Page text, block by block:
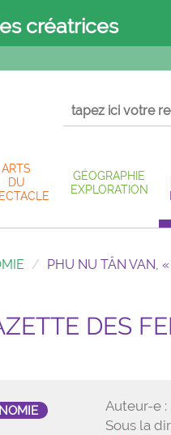
créatrices
ARTS
DU
GÉOGRAPHIE
EXPLORATION
PHU NU TÂN VAN,
DES
Auteur-e :
Sous la